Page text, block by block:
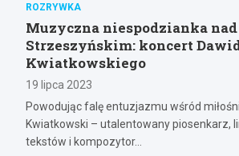
ROZRYWKA
Muzyczna niespodzianka
Strzeszyńskim: koncert
Kwiatkowskiego
19 lipca 2023
Powodując falę entuzjazmu wśród
Kwiatkowski – utalentowany piosenkarz,
tekstów i kompozytor…